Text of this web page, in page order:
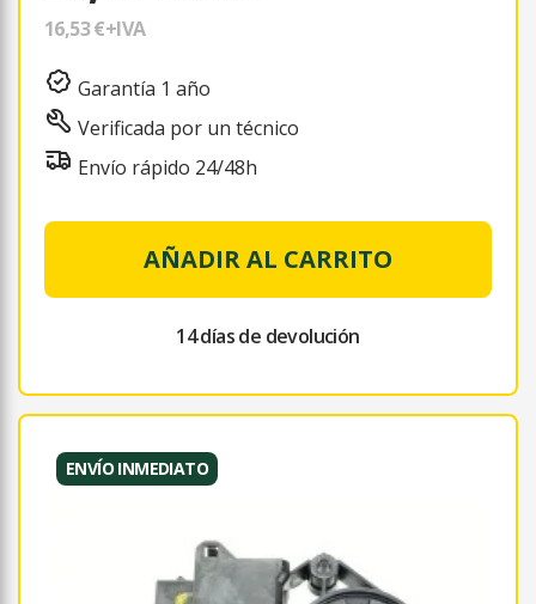
16,53 €+IVA
Garantía 1 año
Verificada por un técnico
Envío rápido 24/48h
AÑADIR AL CARRITO
14 días de devolución
ENVÍO INMEDIATO